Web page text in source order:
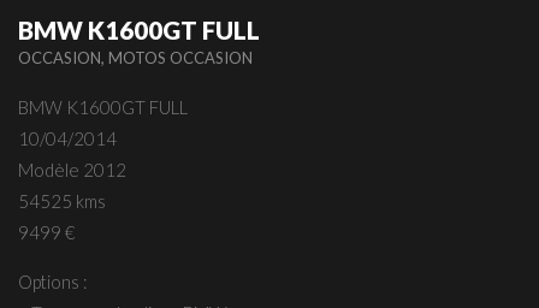
BMW K1600GT FULL
OCCASION, MOTOS OCCASION
BMW K1600GT FULL
10/04/2014
Modèle 2012
54525 kms
9499 €
Options :